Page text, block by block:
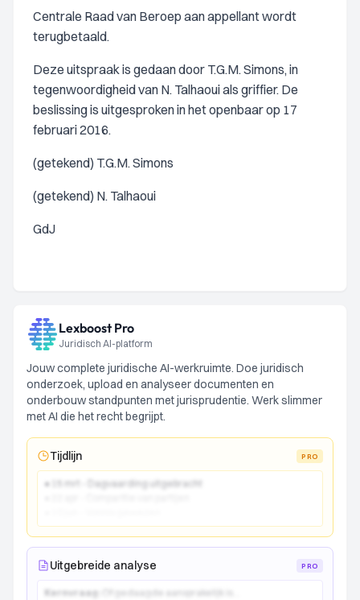
Centrale Raad van Beroep aan appellant wordt
terugbetaald.
Deze uitspraak is gedaan door T.G.M. Simons, in
tegenwoordigheid van N. Talhaoui als griffier. De
beslissing is uitgesproken in het openbaar op 17
februari 2016.
(getekend) T.G.M. Simons
(getekend) N. Talhaoui
GdJ
Lexboost Pro
Juridisch AI-platform
Jouw complete juridische AI-werkruimte. Doe juridisch
onderzoek, upload en analyseer documenten en
onderbouw standpunten met jurisprudentie. Werk slimmer
met AI die het recht begrijpt.
Tijdlijn PRO
● 15 mrt - Dagvaarding uitgebracht
Uitgebreide analyse PRO
Kernvraag: